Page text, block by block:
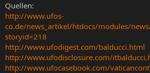
Quellen:
http://www.ufos-
co.de/news_artikel/htdocs/modules/
storyid=218
http://www.ufodigest.com/balducci.html
http://www.ufodisclosure.com/
http://www.ufocasebook.com/